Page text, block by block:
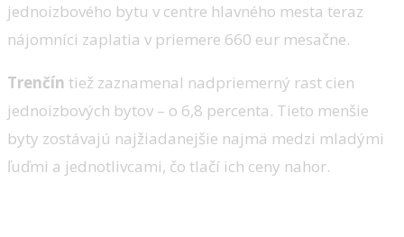
jednoizbového bytu v centre hlavného mesta teraz
nájomníci zaplatia v priemere 660 eur mesačne.
Trenčín tiež zaznamenal nadpriemerný rast cien
jednoizbových bytov – o 6,8 percenta. Tieto menšie
byty zostávajú najžiadanejšie najmä medzi mladými
ľuďmi a jednotlivcami, čo tlačí ich ceny nahor.